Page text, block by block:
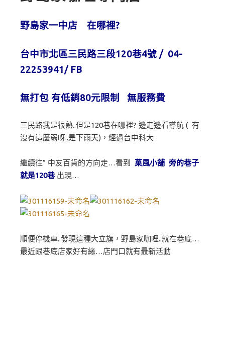
野島家一中店 在哪裡?
台中市北區三民路三段120巷4號 / 04-
22253941/ FB
無打包 有低銷80元限制 無服務費
三民路我是很熟..但是120巷在哪裡? 邊走邊看導航 ( 有
沒有這麼弱呀..是下雨天)，經過台中科大
繼續往” 中友百貨的方向走…看到
菓風小舖 旁的巷子
就是120巷 出現…
順便停機車..發現這種大立旗，野島家咖哩..就在巷底…
最近跟巷底店家好有緣…店門口就有最新活動